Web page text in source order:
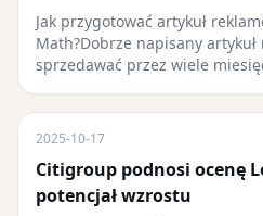
Jak przygotować artykuł
Math?Dobrze napisany
sprzedawać przez wiele
2025-10-17
Citigroup podnosi ocenę
potencjał wzrostu